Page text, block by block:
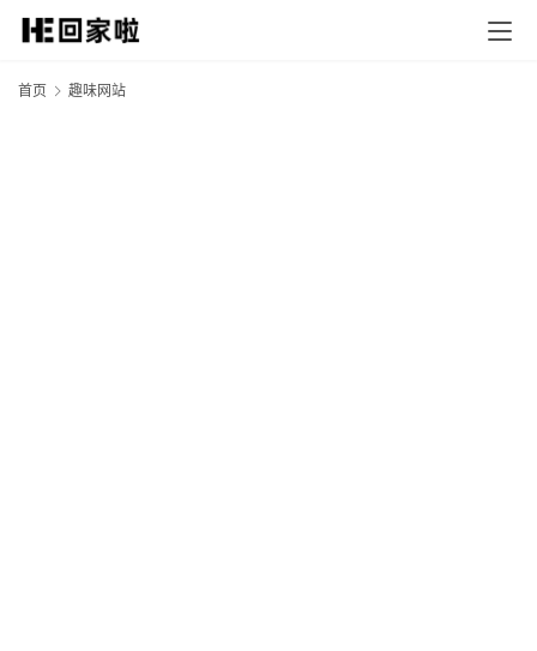
首页 趣味网站